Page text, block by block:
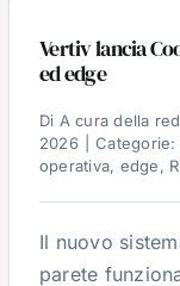
Vertiv lancia
ed edge
Di A cura della
2026
Categorie:
operativa, edge,
Il nuovo
parete